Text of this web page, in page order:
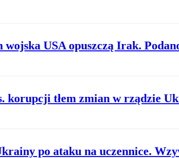
wojska USA opuszczą Irak.
korupcji tłem zmian w rządzie
po ataku na uczennice.